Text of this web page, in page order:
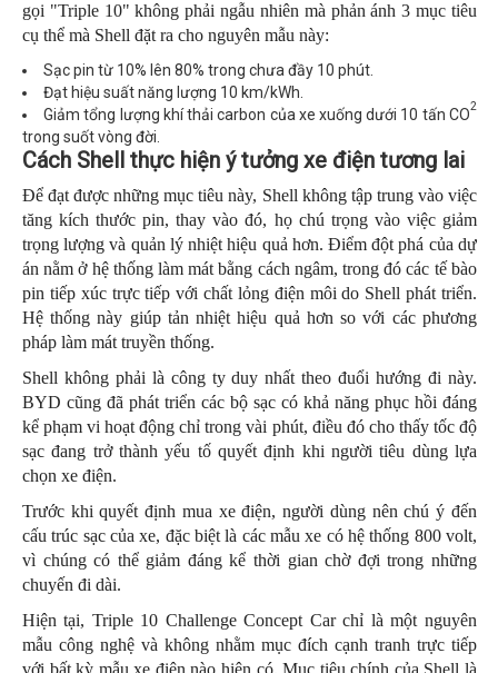
gọi "Triple 10" không phải ngẫu nhiên mà phản ánh 3 mục tiêu
cụ thể mà Shell đặt ra cho nguyên mẫu này:
Sạc pin từ 10% lên 80% trong chưa đầy 10 phút.
Đạt hiệu suất năng lượng 10 km/kWh.
Giảm tổng lượng khí thải carbon của xe xuống dưới 10 tấn CO2
trong suốt vòng đời.
Cách Shell thực hiện ý tưởng xe điện tương lai
Để đạt được những mục tiêu này, Shell không tập trung vào việc
tăng kích thước pin, thay vào đó, họ chú trọng vào việc giảm
trọng lượng và quản lý nhiệt hiệu quả hơn. Điểm đột phá của dự
án nằm ở hệ thống làm mát bằng cách ngâm, trong đó các tế bào
pin tiếp xúc trực tiếp với chất lỏng điện môi do Shell phát triển.
Hệ thống này giúp tản nhiệt hiệu quả hơn so với các phương
pháp làm mát truyền thống.
Shell không phải là công ty duy nhất theo đuổi hướng đi này.
BYD cũng đã phát triển các bộ sạc có khả năng phục hồi đáng
kể phạm vi hoạt động chỉ trong vài phút, điều đó cho thấy tốc độ
sạc đang trở thành yếu tố quyết định khi người tiêu dùng lựa
chọn xe điện.
Trước khi quyết định mua xe điện, người dùng nên chú ý đến
cấu trúc sạc của xe, đặc biệt là các mẫu xe có hệ thống 800 volt,
vì chúng có thể giảm đáng kể thời gian chờ đợi trong những
chuyến đi dài.
Hiện tại, Triple 10 Challenge Concept Car chỉ là một nguyên
mẫu công nghệ và không nhằm mục đích cạnh tranh trực tiếp